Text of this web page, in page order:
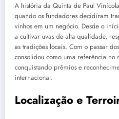
A história da Quinta de Paul
quando os fundadores decidiram
vinhos em um negócio. Desde o
a cultivar uvas de alta qualidade,
as tradições locais. Com o passar
consolidou como uma referência
conquistando prêmios e
internacional.
Localização e